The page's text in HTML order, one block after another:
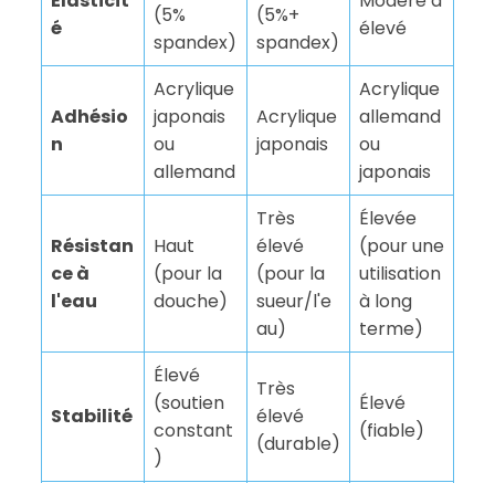
é
(5%
spandex)
(5%+
spandex)
élevé
Adhésio
n
Acrylique
japonais
ou
allemand
Acrylique
japonais
Acrylique
allemand
ou
japonais
Résistan
ce à
l'eau
Haut
(pour la
douche)
Très
élevé
(pour la
sueur/l'e
au)
Élevée
(pour une
utilisation
à long
terme)
Stabilité
Élevé
(soutien
constant
)
Très
élevé
(durable)
Élevé
(fiable)